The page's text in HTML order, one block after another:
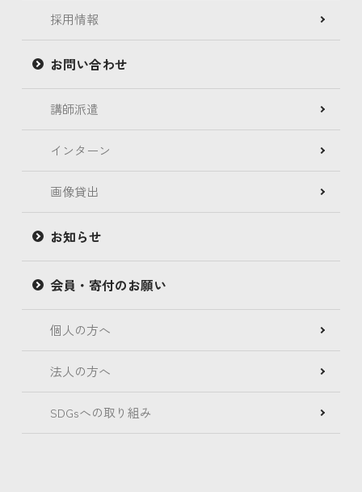
採用情報
お問い合わせ
講師派遣
インターン
画像貸出
お知らせ
会員・寄付のお願い
個人の方へ
法人の方へ
SDGsへの取り組み